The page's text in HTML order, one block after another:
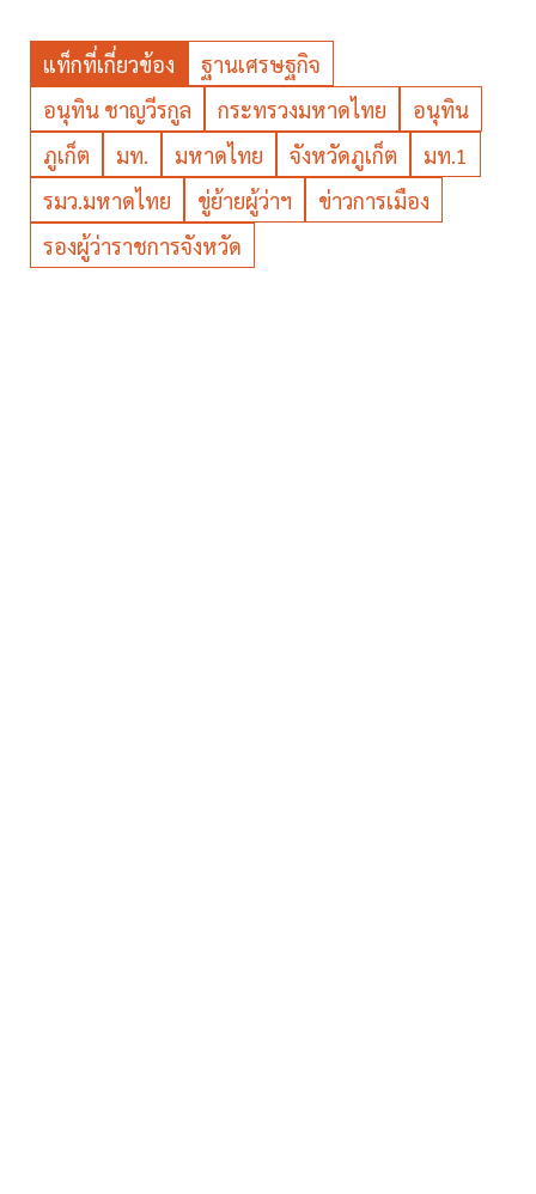
แท็กที่เกี่ยวข้อง
ฐานเศรษฐกิจ
อนุทิน ชาญวีรกูล
กระทรวงมหาดไทย
อนุทิน
ภูเก็ต
มท. มหาดไทย จังหวัดภูเก็ต
มท.1
รมว.มหาดไทย
ขู่ย้ายผู้ว่าฯ
ข่าวการเมือง
รองผู้ว่าราชการจังหวัด